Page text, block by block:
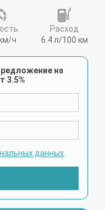
ч
Расход
6.4 л/100 км
на
3.5%
данных